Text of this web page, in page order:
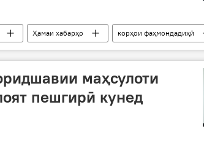
Ҳамаи хабарҳо
корҳои фаҳмондадиҳӣ
маҳсулоти
пешгирӣ кунед